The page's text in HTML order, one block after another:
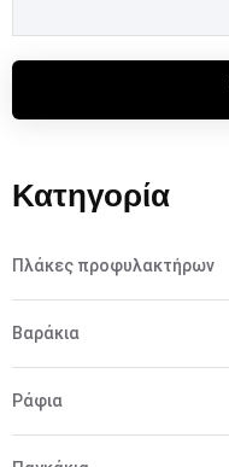
Κατηγορία
Πλάκες προφυλακτήρων
Βαράκια
Ράφια